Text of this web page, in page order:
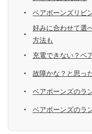
ベアボーンズリビ
好みに合わせて選
方法も
充電できない？ベ
故障かな？と思っ
ベアボーンズのラ
ベアボーンズのラ